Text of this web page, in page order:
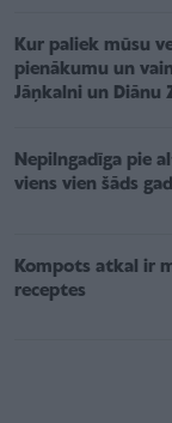
Kur paliek mūsu
pienākumu un
Jāņkalni un Diānu
Nepilngadīga pie
viens vien šāds
Kompots atkal ir
receptes